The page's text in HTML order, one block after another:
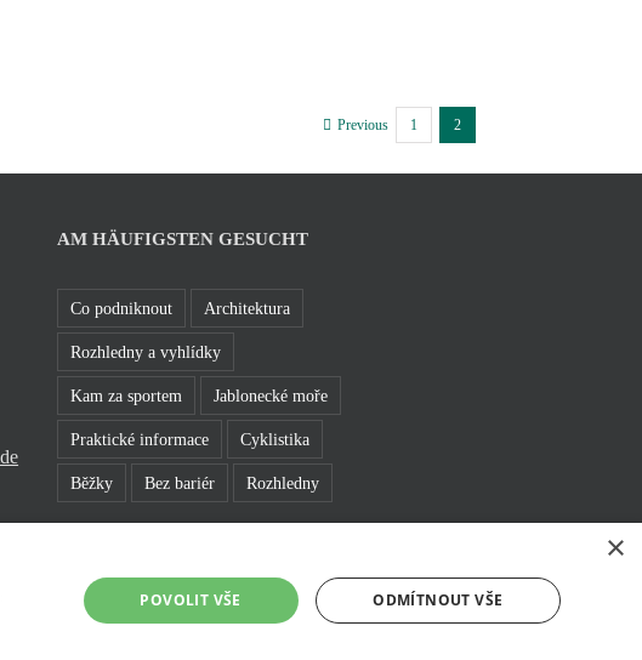
Previous 1 2
AM HÄUFIGSTEN GESUCHT
Co podniknout Architektura
Rozhledny a vyhlídky
Kam za sportem Jablonecké moře
Praktické informace Cyklistika
Běžky Bez bariér Rozhledny
×
POVOLIT VŠE ODMÍTNOUT VŠE